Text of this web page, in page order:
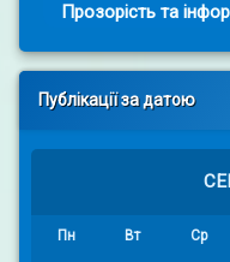
Прозорість та
Публікації за датою
Пн Вт Ср